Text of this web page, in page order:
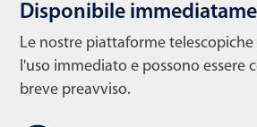
Disponibile
Le nostre piattaforme
l'uso immediato e possono essere
breve preavviso.